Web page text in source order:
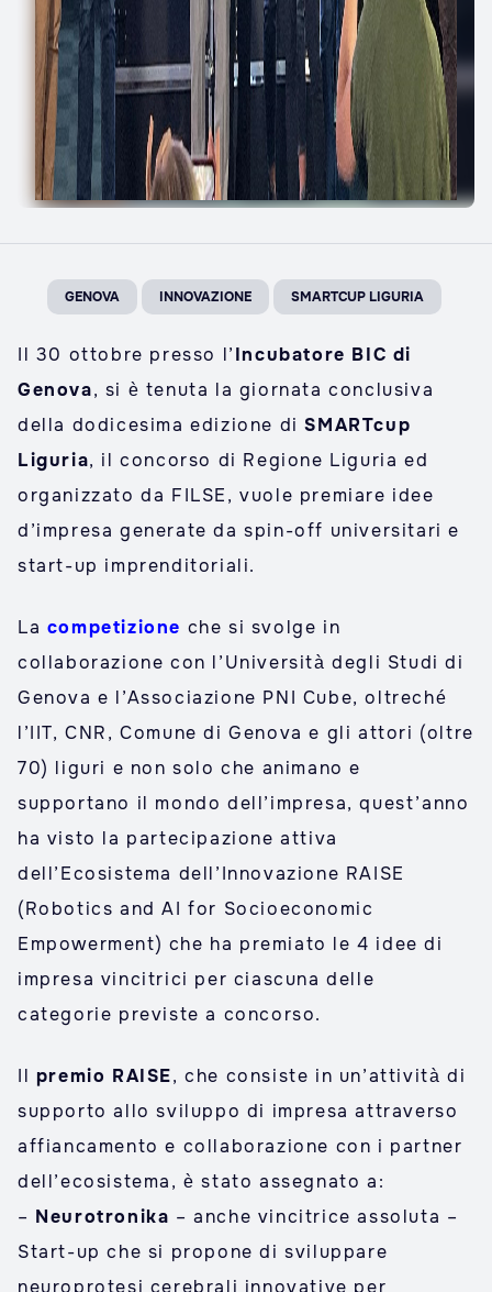
GENOVA INNOVAZIONE SMARTCUP LIGURIA
Il 30 ottobre presso l’Incubatore BIC di
Genova, si è tenuta la giornata conclusiva
della dodicesima edizione diSMARTcup
Liguria, il concorso di Regione Liguria ed
organizzato da FILSE, vuole premiare idee
d’impresa generate da spin-off universitari e
start-up imprenditoriali.
La competizione che si svolge in
collaborazione con l’Università degli Studi di
Genova e l’Associazione PNI Cube, oltreché
l’IIT, CNR, Comune di Genova e gli attori (oltre
70) liguri e non solo che animano e
supportano il mondo dell’impresa, quest’anno
ha visto la partecipazione attiva
dell’Ecosistema dell’Innovazione RAISE
(Robotics and AI for Socioeconomic
Empowerment) che ha premiato le 4 idee di
impresa vincitrici per ciascuna delle
categorie previste a concorso.
Il premio RAISE, che consiste in un’attività di
supporto allo sviluppo di impresa attraverso
affiancamento e collaborazione con i partner
dell’ecosistema, è stato assegnato a:
– Neurotronika – anche vincitrice assoluta –
Start-up che si propone di sviluppare
neuroprotesi cerebrali innovative per